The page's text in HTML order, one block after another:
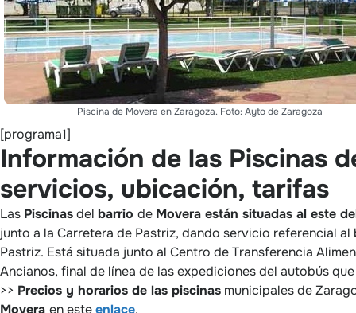
Piscina de Movera en Zaragoza. Foto: Ayto de Zaragoza
[programa1]
Información de las Piscinas
servicios, ubicación, tarifas
Las Piscinasdel barrio de Movera están situadas al este
junto a la Carretera de Pastriz, dando servicio referencial
Pastriz. Está situada junto al Centro de Transferencia
Ancianos, final de línea de las expediciones del autobús
>> Precios y horarios de las piscinas municipales de
Movera en esteenlace.